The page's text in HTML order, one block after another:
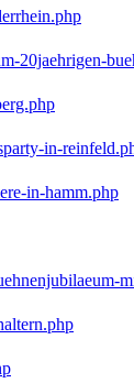
20jaehrigen-
in-
in-hamm.php